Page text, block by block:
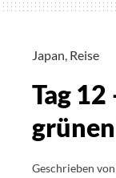
Japan, Reise
Tag 12
Geschrieben von